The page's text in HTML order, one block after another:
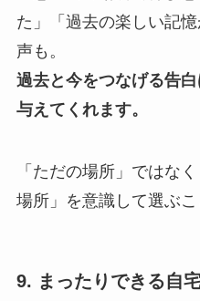
た」「過去の楽しい記
声も。
過去と今をつなげる告
与えてくれます。
「ただの場所」ではな
場所」を意識して選ぶこ
9. まったりできる自